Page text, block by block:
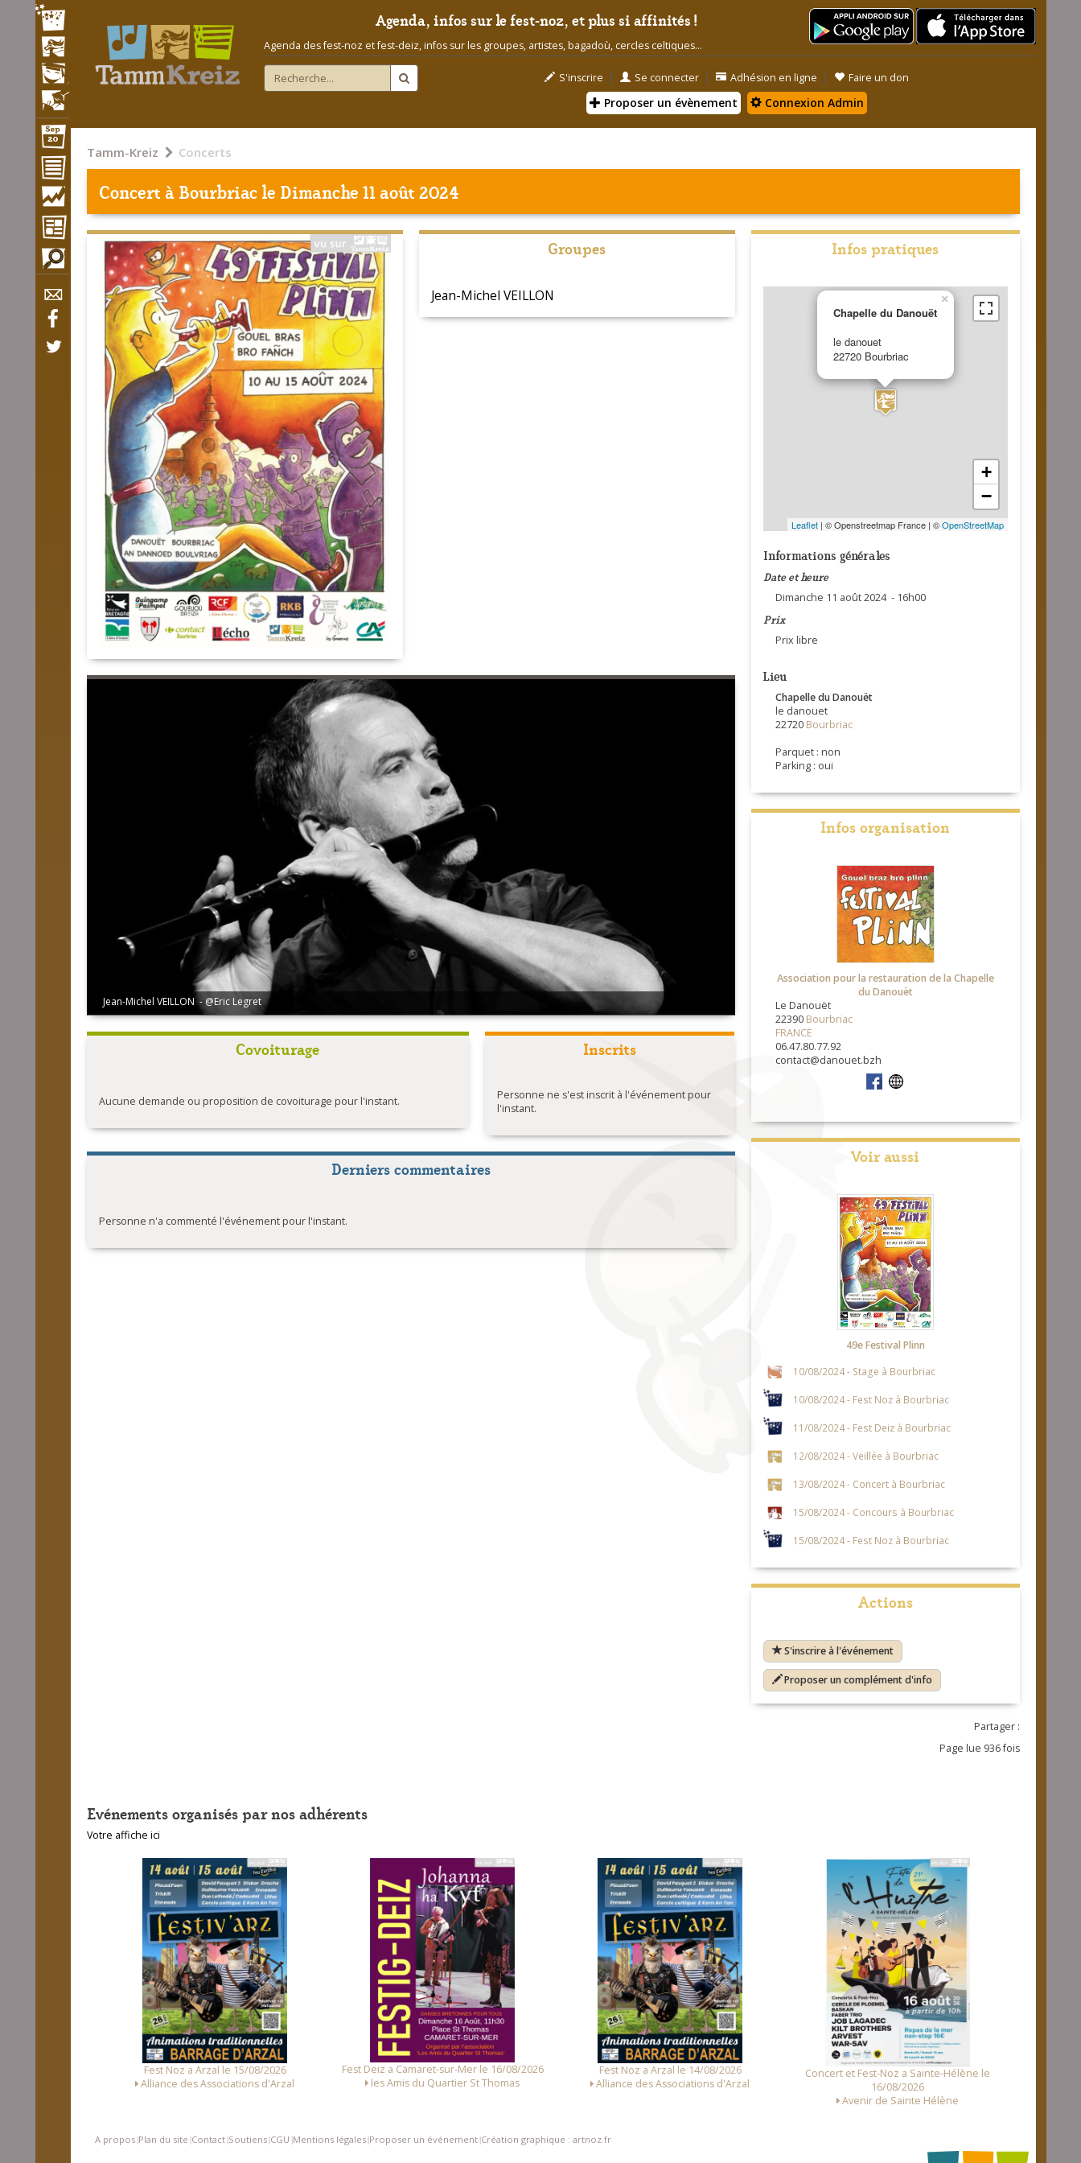
Agenda, infos sur le fest-noz, et plus si affinités !
Agenda des fest-noz et fest-deiz, infos sur les groupes, artistes, bagadoù, cercles celtiques...
S'inscrire | Se connecter | Adhésion en ligne | Faire un don
Proposer un évènement Connexion Admin
Tamm-Kreiz Concerts
Concert àBourbriacle Dimanche 11 août 2024
Groupes
Jean-Michel VEILLON
Jean-Michel VEILLON - @Eric Legret
Covoiturage
Aucune demande ou proposition de covoiturage pour l'instant.
Inscrits
Personne ne s'est inscrit à l'événement pour
l'instant.
Derniers commentaires
Personne n'a commenté l'événement pour l'instant.
Infos pratiques
Chapelle du Danouët
le danouet
22720 Bourbriac
×
+
−
Leaflet| © Openstreetmap France | ©OpenStreetMap
Informations générales
Date et heure
Dimanche 11 août 2024 - 16h00
Prix
Prix libre
Lieu
Chapelle du Danouët
le danouet
22720 Bourbriac
Parquet : non
Parking : oui
Infos organisation
Association pour la restauration de la Chapelle
du Danouët
Le Danouët
22390 Bourbriac
FRANCE
06.47.80.77.92
contact@danouet.bzh
Voir aussi
49e Festival Plinn
10/08/2024 - Stage à Bourbriac
10/08/2024 - Fest Noz à Bourbriac
11/08/2024 - Fest Deiz à Bourbriac
12/08/2024 - Veillée à Bourbriac
13/08/2024 - Concert à Bourbriac
15/08/2024 - Concours à Bourbriac
15/08/2024 - Fest Noz à Bourbriac
Actions
S'inscrire à l'événement
Proposer un complément d'info
Partager :
Page lue 936 fois
Evénements organisés par nos adhérents
Votre affiche ici
Fest Noz a Arzal le 15/08/2026
Alliance des Associations d'Arzal
Fest Deiz a Camaret-sur-Mer le 16/08/2026
les Amis du Quartier St Thomas
Fest Noz a Arzal le 14/08/2026
Alliance des Associations d'Arzal
Concert et Fest-Noz a Sainte-Hélène le
16/08/2026
Avenir de Sainte Hélène
A propos |Plan du site |Contact |Soutiens |CGU |Mentions légales |Proposer un événement |Création graphique : artnoz.fr